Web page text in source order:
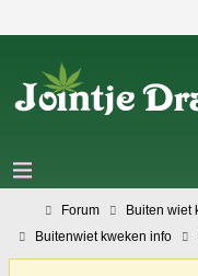
Forum Buiten wiet
Buitenwiet kweken info